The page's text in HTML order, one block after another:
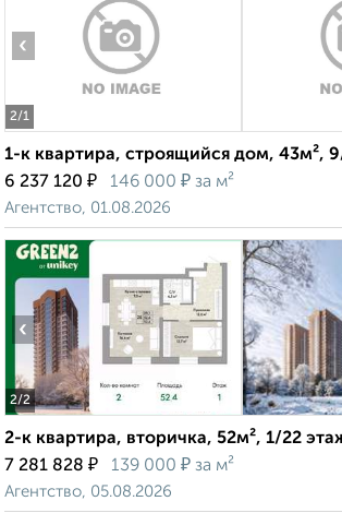
2/1
‹
1-к квартира, строящийся дом, 43м²,
6 237 120 ₽ 146 000 ₽ за м²
Агентство, 01.08.2026
2/2
‹
2-к квартира, вторичка, 52м², 1/22
7 281 828 ₽ 139 000 ₽ за м²
Агентство, 05.08.2026